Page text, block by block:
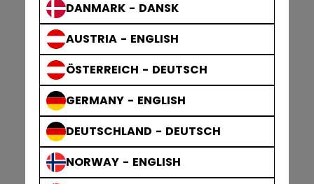
DANMARK - DANSK
AUSTRIA - ENGLISH
ÖSTERREICH - DEUTSCH
GERMANY - ENGLISH
DEUTSCHLAND - DEUTSCH
NORWAY - ENGLISH